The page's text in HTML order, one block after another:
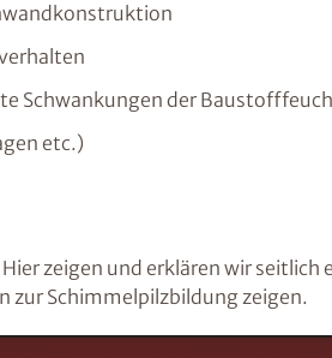
Schwankungen der
etc.)
zeigen und erklären wir
zur Schimmelpilzbildung zeigen.